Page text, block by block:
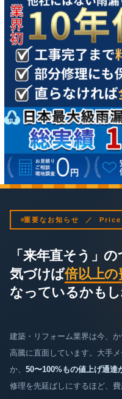
重要なお知らせ ／
「来年直そう」の
気づけば倍以上の
なっているかもし
建築・リフォーム業界は今、
高騰に直面しています。大手
か、 50〜100%もの値上げ通達
修理を先延ばしにするほど、